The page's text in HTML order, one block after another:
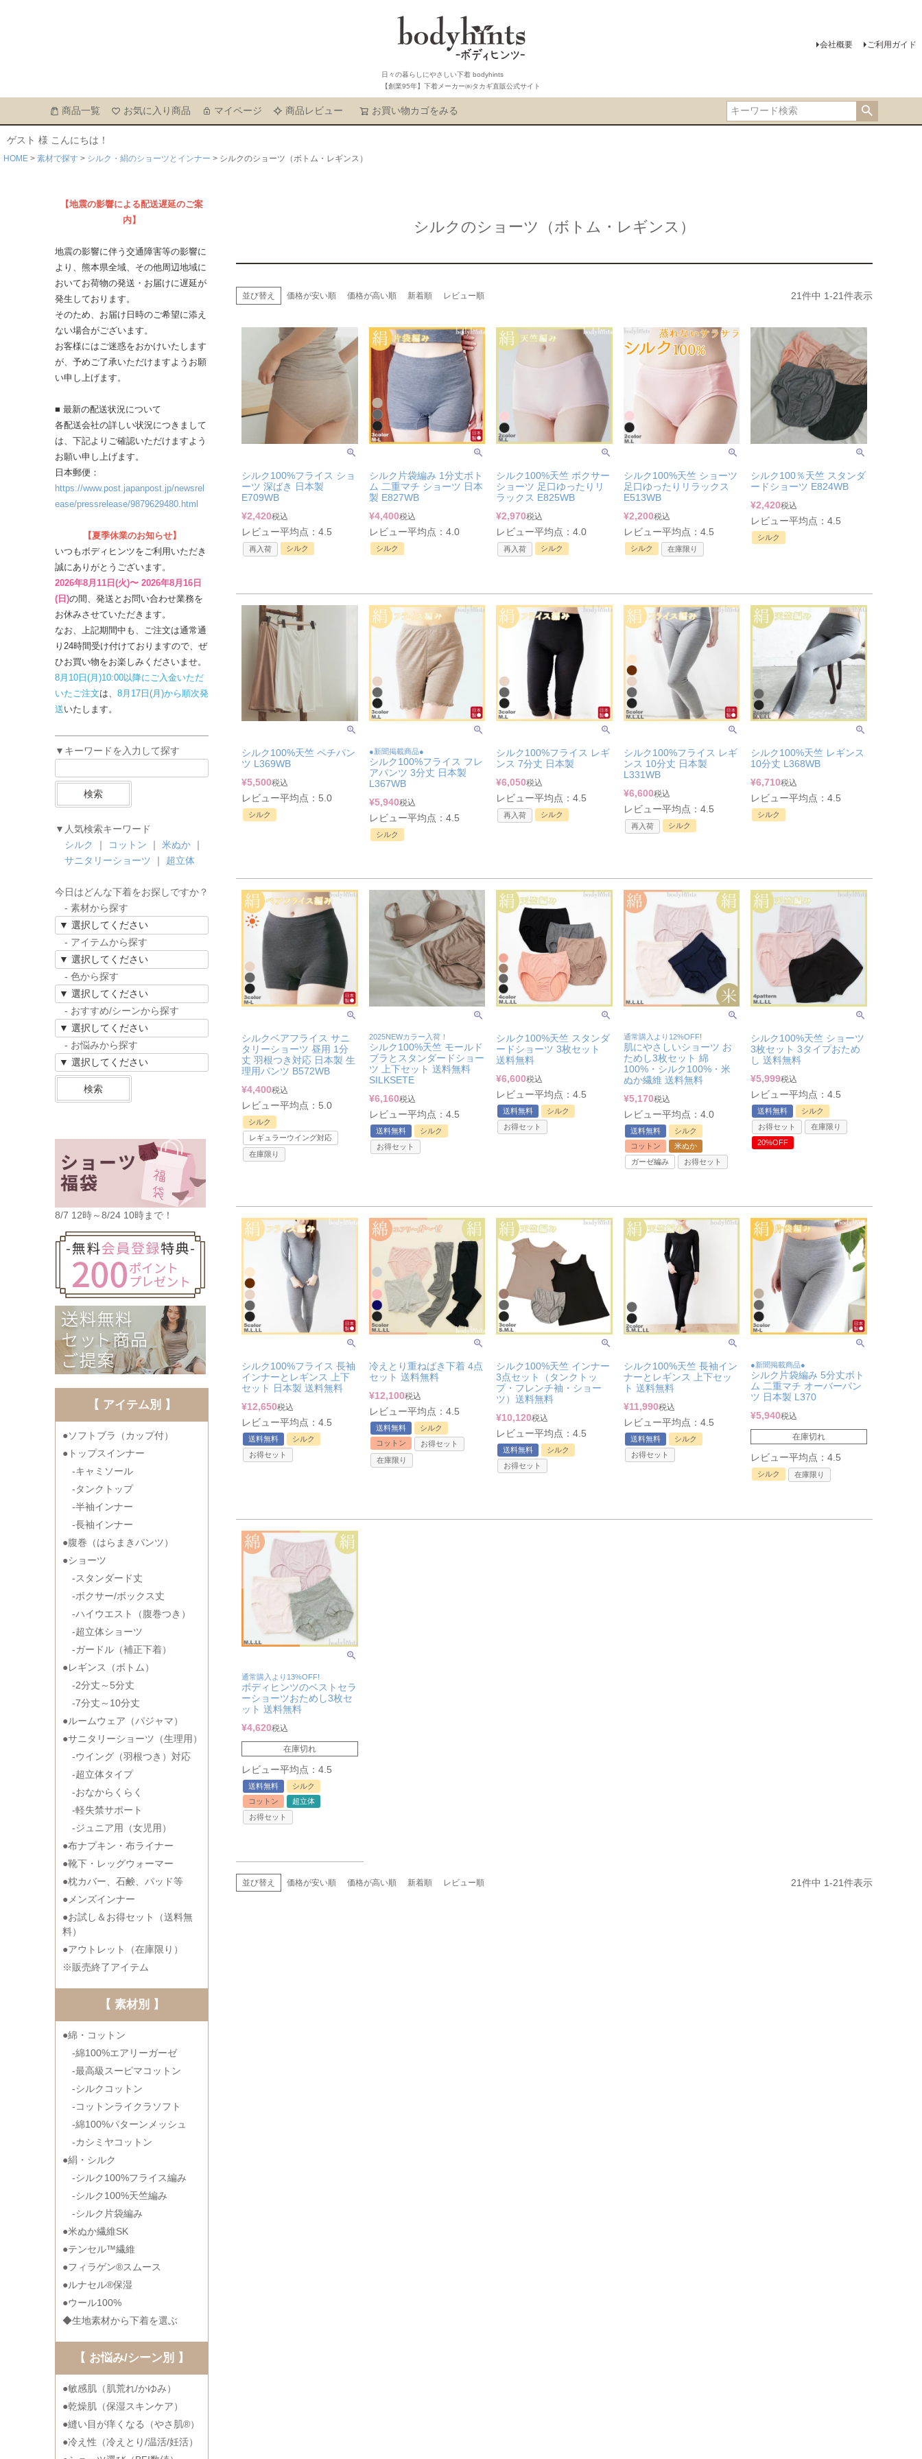
日々の暮らしにやさしい下着 bodyhints
【創業95年】下着メーカー㈱タカギ直販公式サイト
会社概要 ご利用ガイド
商品一覧 お気に入り商品 マイページ 商品レビュー お買い物カゴをみる
ゲスト 様 こんにちは！
HOME 素材で探す シルク・絹のショーツとインナー シルクのショーツ（ボトム・レギンス）
【地震の影響による配送遅延のご案
内】
地震の影響に伴う交通障害等の影響に
より、熊本県全域、その他周辺地域に
おいてお荷物の発送・お届けに遅延が
発生しております。
そのため、お届け日時のご希望に添え
ない場合がございます。
お客様にはご迷惑をおかけいたします
が、予めご了承いただけますようお願
い申し上げます。
■ 最新の配送状況について
各配送会社の詳しい状況につきまして
は、下記よりご確認いただけますよう
お願い申し上げます。
日本郵便：
https://www.post.japanpost.jp/newsrel
ease/pressrelease/9879629480.html
【夏季休業のお知らせ】
いつもボディヒンツをご利用いただき
誠にありがとうございます。
2026年8月11日(火)〜 2026年8月16日
(日)の間、発送とお問い合わせ業務を
お休みさせていただきます。
なお、上記期間中も、ご注文は通常通
り24時間受け付けておりますので、ぜ
ひお買い物をお楽しみくださいませ。
8月10日(月)10:00以降にご入金いただ
いたご注文は、 8月17日(月)から順次発
送いたします。
▼キーワードを入力して探す
検索
▼人気検索キーワード
シルク
｜ コットン ｜ 米ぬか ｜
サニタリーショーツ ｜ 超立体
今日はどんな下着をお探しですか？
- 素材から探す
- アイテムから探す
- 色から探す
- おすすめ/シーンから探す
- お悩みから探す
検索
8/7 12時～8/24 10時まで！
【 アイテム別 】
●ソフトブラ（カップ付）
●トップスインナー
-キャミソール
-タンクトップ
-半袖インナー
-長袖インナー
●腹巻（はらまきパンツ）
●ショーツ
-スタンダード丈
-ボクサー/ボックス丈
-ハイウエスト（腹巻つき）
-超立体ショーツ
-ガードル（補正下着）
●レギンス（ボトム）
-2分丈～5分丈
-7分丈～10分丈
●ルームウェア（パジャマ）
●サニタリーショーツ（生理用）
-ウイング（羽根つき）対応
-超立体タイプ
-おなからくらく
-軽失禁サポート
-ジュニア用（女児用）
●布ナプキン・布ライナー
●靴下・レッグウォーマー
●枕カバー、石鹸、パッド等
●メンズインナー
●お試し＆お得セット（送料無
料）
●アウトレット（在庫限り）
※販売終了アイテム
【 素材別 】
●綿・コットン
-綿100%エアリーガーゼ
-最高級スーピマコットン
-シルクコットン
-コットンライクラソフト
-綿100%パターンメッシュ
-カシミヤコットン
●絹・シルク
-シルク100%フライス編み
-シルク100%天竺編み
-シルク片袋編み
●米ぬか繊維SK
●テンセル™繊維
●フィラゲン®スムース
●ルナセル®保湿
●ウール100%
◆生地素材から下着を選ぶ
【 お悩み/シーン別 】
●敏感肌（肌荒れ/かゆみ）
●乾燥肌（保湿スキンケア）
●縫い目が痒くなる（やさ肌®）
●冷え性（冷えとり/温活/妊活）
シルクのショーツ（ボトム・レギンス）
並び替え 価格が安い順 価格が高い順 新着順 レビュー順 21件中 1-21件表示
シルク100%フライス ショ
ーツ 深ばき 日本製
E709WB
¥2,420税込
レビュー平均点：4.5
再入荷 シルク
シルク片袋編み 1分丈ボト
ム 二重マチ ショーツ 日本
製 E827WB
¥4,400税込
レビュー平均点：4.0
シルク
シルク100%天竺 ボクサー
ショーツ 足口ゆったりリ
ラックス E825WB
¥2,970税込
レビュー平均点：4.0
再入荷 シルク
シルク100%天竺 ショーツ
足口ゆったりリラックス
E513WB
¥2,200税込
レビュー平均点：4.5
シルク 在庫限り
シルク100％天竺 スタンダ
ードショーツ E824WB
¥2,420税込
レビュー平均点：4.5
シルク
シルク100%天竺 ペチパン
ツ L369WB
¥5,500税込
レビュー平均点：5.0
シルク
●新聞掲載商品●
シルク100%フライス フレ
アパンツ 3分丈 日本製
L367WB
¥5,940税込
レビュー平均点：4.5
シルク
シルク100%フライス レギ
ンス 7分丈 日本製
¥6,050税込
レビュー平均点：4.5
再入荷 シルク
シルク100%フライス レギ
ンス 10分丈 日本製
L331WB
¥6,600税込
レビュー平均点：4.5
再入荷 シルク
シルク100%天竺 レギンス
10分丈 L368WB
¥6,710税込
レビュー平均点：4.5
シルク
シルクベアフライス サニ
タリーショーツ 昼用 1分
丈 羽根つき対応 日本製 生
理用パンツ B572WB
¥4,400税込
レビュー平均点：5.0
シルク
レギュラーウイング対応
在庫限り
2025NEWカラー入荷！
シルク100%天竺 モールド
ブラとスタンダードショー
ツ 上下セット 送料無料
SILKSETE
¥6,160税込
レビュー平均点：4.5
送料無料
シルク
お得セット
シルク100%天竺 スタンダ
ードショーツ 3枚セット
送料無料
¥6,600税込
レビュー平均点：4.5
送料無料
シルク
お得セット
通常購入より12%OFF!
肌にやさしいショーツ お
ためし3枚セット 綿
100%・シルク100%・米
ぬか繊維 送料無料
¥5,170税込
レビュー平均点：4.0
送料無料
シルク
コットン
米ぬか
ガーゼ編み
お得セット
シルク100%天竺 ショーツ
3枚セット 3タイプおため
し 送料無料
¥5,999税込
レビュー平均点：4.5
送料無料
シルク
お得セット
在庫限り
20%OFF
シルク100%フライス 長袖
インナーとレギンス 上下
セット 日本製 送料無料
¥12,650税込
レビュー平均点：4.5
送料無料
シルク
お得セット
冷えとり重ねばき下着 4点
セット 送料無料
¥12,100税込
レビュー平均点：4.5
送料無料
シルク
コットン
お得セット
在庫限り
シルク100%天竺 インナー
3点セット（タンクトッ
プ・フレンチ袖・ショー
ツ）送料無料
¥10,120税込
レビュー平均点：4.5
送料無料
シルク
お得セット
シルク100%天竺 長袖イン
ナーとレギンス 上下セッ
ト 送料無料
¥11,990税込
レビュー平均点：4.5
送料無料
シルク
お得セット
●新聞掲載商品●
シルク片袋編み 5分丈ボト
ム 二重マチ オーバーパン
ツ 日本製 L370
¥5,940税込
在庫切れ
レビュー平均点：4.5
シルク 在庫限り
通常購入より13%OFF!
ボディヒンツのベストセラ
ーショーツおためし3枚セ
ット 送料無料
¥4,620税込
在庫切れ
レビュー平均点：4.5
送料無料
シルク
コットン
超立体
お得セット
並び替え 価格が安い順 価格が高い順 新着順 レビュー順 21件中 1-21件表示